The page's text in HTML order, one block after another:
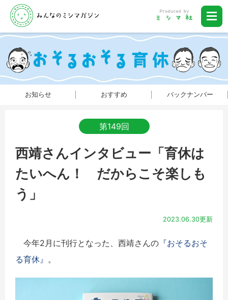
お知らせ おすすめ バックナンバー
第149回
西靖さんインタビュー「育休は
たいへん！ だからこそ楽しも
う」
2023.06.30更新
今年2月に刊行となった、西靖さんの 『おそるおそ
る育休』 。